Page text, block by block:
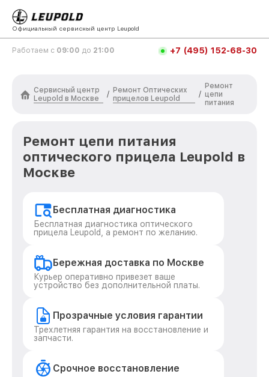
Официальный сервисный центр Leupold
Работаем с 09:00 до 21:00 +7 (495) 152-68-30
Сервисный центр
Leupold в Москве
/
Ремонт Оптических
прицелов Leupold
/
Ремонт
цепи
питания
Ремонт цепи питания
оптического прицела Leupold в
Москве
Бесплатная диагностика
Бесплатная диагностика оптического
прицела Leupold, а ремонт по желанию.
Бережная доставка по Москве
Курьер оперативно привезет ваше
устройство без дополнительной платы.
Прозрачные условия гарантии
Трехлетняя гарантия на восстановление и
запчасти.
Срочное восстановление